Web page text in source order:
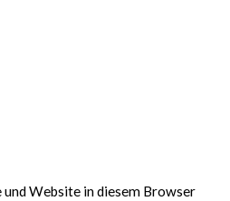
Website in diesem Browser